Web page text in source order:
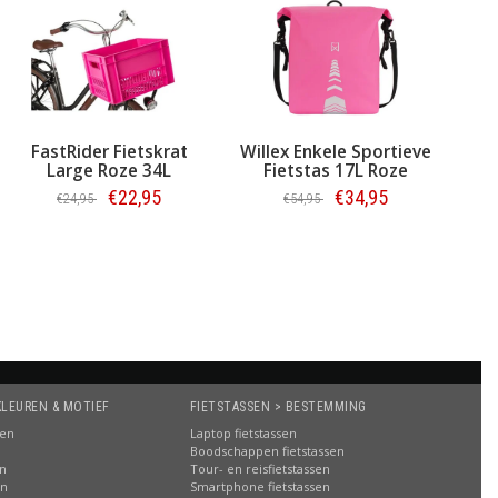
34L
Willex Enkele Sportieve
Fietstas 17L Roze
Urban Proof
Recycled 30L
& MOTIEF FIETSTASSEN > BESTEMMING
Laptop fietstassen
Boodschappen fietstassen
Tour- en reisfietstassen
Smartphone fietstassen